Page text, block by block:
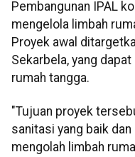
Pembangunan IPAL
mengelola limbah
Proyek awal
Sekarbela, yang
rumah tangga.
"Tujuan proyek
sanitasi yang baik
mengolah limbah